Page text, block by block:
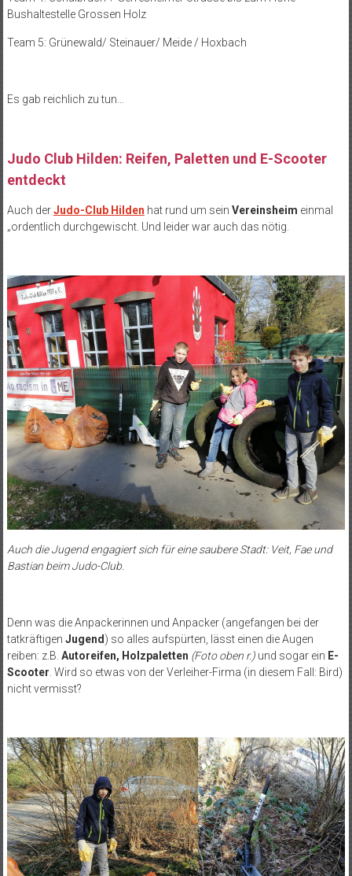
Bushaltestelle Grossen Holz
Team 5: Grünewald/ Steinauer/ Meide / Hoxbach
Es gab reichlich zu tun…
Judo Club Hilden: Reifen, Paletten und E-Scooter
entdeckt
Auch derJudo-Club Hilden hat rund um sein Vereinsheim einmal
„ordentlich durchgewischt. Und leider war auch das nötig.
Auch die Jugend engagiert sich für eine saubere Stadt: Veit, Fae und
Bastian beim Judo-Club.
Denn was die Anpackerinnen und Anpacker (angefangen bei der
tatkräftigen Jugend ) so alles aufspürten, lässt einen die Augen
reiben: z.B. Autoreifen, Holzpaletten (Foto oben r.)und sogar ein E-
Scooter . Wird so etwas von der Verleiher-Firma (in diesem Fall: Bird)
nicht vermisst?